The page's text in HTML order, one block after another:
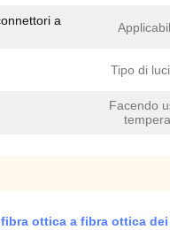
a
Tipo di
Facendo
ottica a fibra ottica